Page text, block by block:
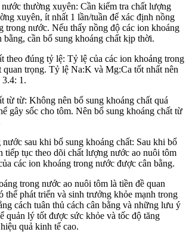
thường xuyên: Cần kiểm tra chất lượng
xuyên, ít nhất 1 lần/tuần để xác định nồng
trong nước. Nếu thấy nồng độ các ion khoáng
cần bổ sung khoáng chất kịp thời.
theo đúng tỷ lệ: Tỷ lệ của các ion khoáng trong
quan trọng. Tỷ lệ Na:K và Mg:Ca tốt nhất nên
1.
từ từ: Không nên bổ sung khoáng chất quá
gây sốc cho tôm. Nên bổ sung khoáng chất từ
sau khi bổ sung khoáng chất: Sau khi bổ
tiếp tục theo dõi chất lượng nước ao nuôi tôm
các ion khoáng trong nước được cân bằng.
trong nước ao nuôi tôm là tiền đề quan
thể phát triển và sinh trưởng khỏe mạnh trong
cách tuân thủ cách cân bằng và những lưu ý
quản lý tốt được sức khỏe và tốc độ tăng
quả kinh tế cao.